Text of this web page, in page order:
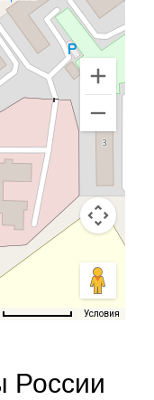
Условия
России